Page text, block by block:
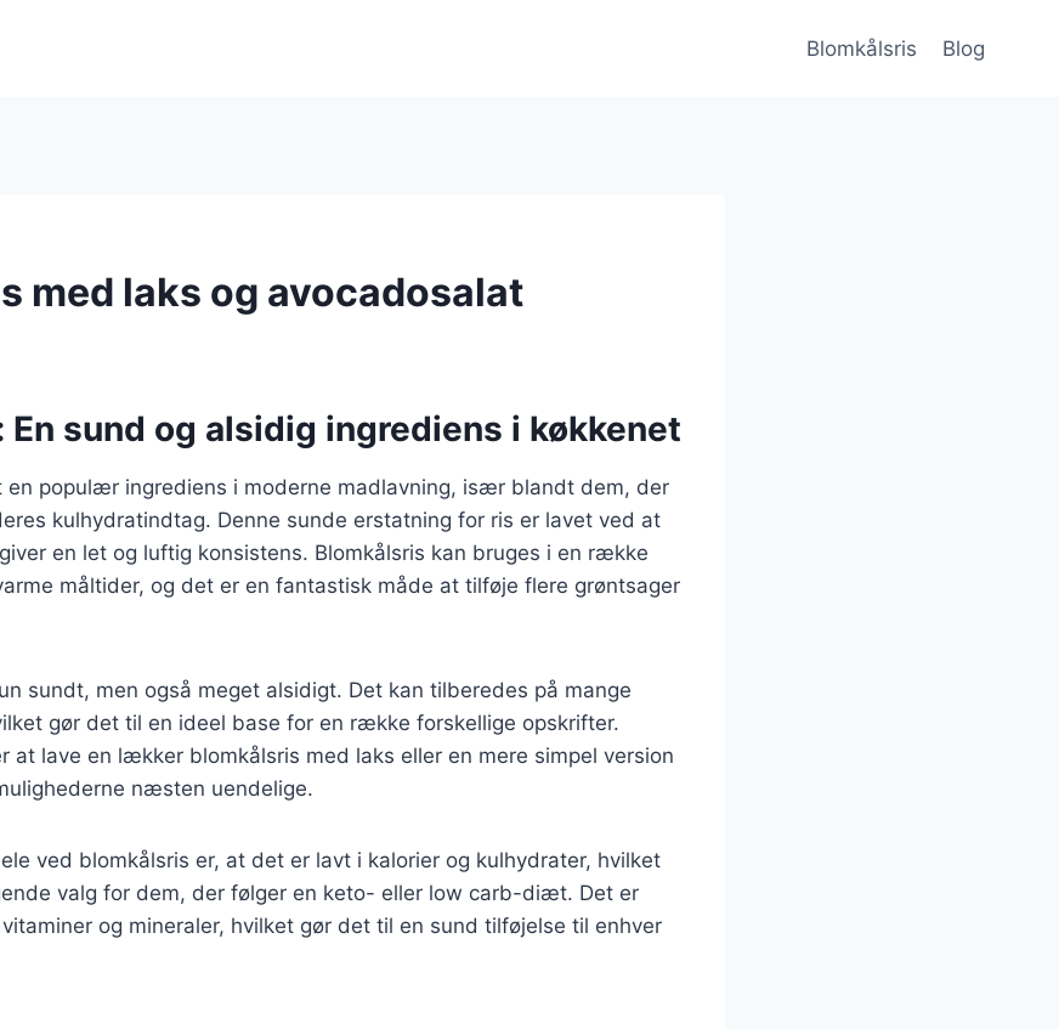
Blomkålsris Blog
med laks og avocadosalat
En sund og alsidig ingrediens i køkkenet
en populær ingrediens i moderne madlavning, især blandt dem, der
kulhydratindtag. Denne sunde erstatning for ris er lavet ved at
en let og luftig konsistens. Blomkålsris kan bruges i en række
måltider, og det er en fantastisk måde at tilføje flere grøntsager
sundt, men også meget alsidigt. Det kan tilberedes på mange
gør det til en ideel base for en række forskellige opskrifter.
at lave en lækker blomkålsris med laks eller en mere simpel version
næsten uendelige.
ved blomkålsris er, at det er lavt i kalorier og kulhydrater, hvilket
valg for dem, der følger en keto- eller low carb-diæt. Det er
og mineraler, hvilket gør det til en sund tilføjelse til enhver